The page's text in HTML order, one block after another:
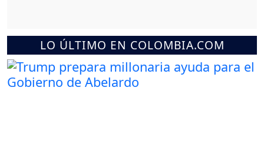
LO ÚLTIMO EN COLOMBIA.COM